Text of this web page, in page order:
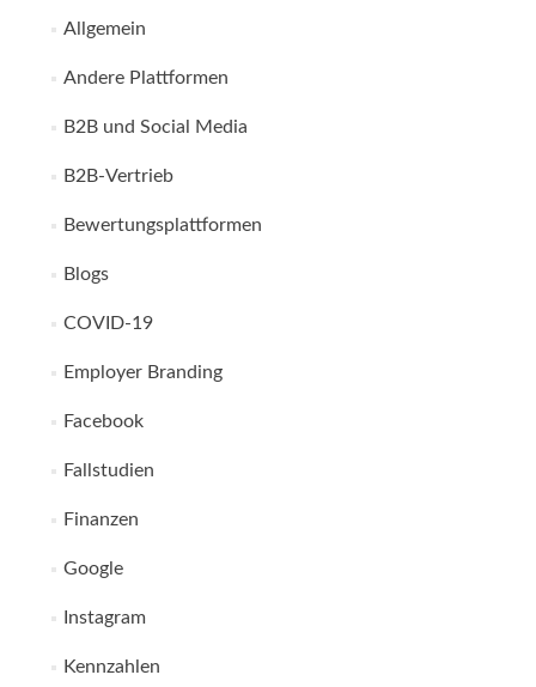
Allgemein
Andere Plattformen
B2B und Social Media
B2B-Vertrieb
Bewertungsplattformen
Blogs
COVID-19
Employer Branding
Facebook
Fallstudien
Finanzen
Google
Instagram
Kennzahlen